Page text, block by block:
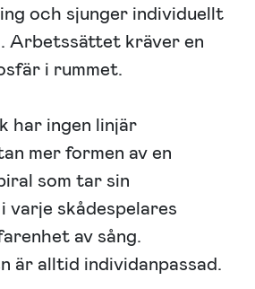
och sjunger individuellt
Arbetssättet kräver en
i rummet.
har ingen linjär
mer formen av en
som tar sin
varje skådespelares
av sång.
är alltid individanpassad.